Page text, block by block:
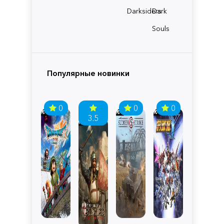
Darksiders
Dark
Souls
Популярные новинки
0
3.5
0 0